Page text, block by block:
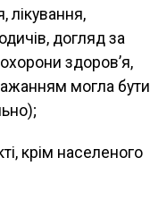
лікування,
догляд за
здоров’я,
могла бути
крім населеного